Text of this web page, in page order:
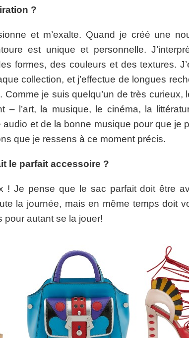
?
et m’exalte. Quand je créé une
est unique et personnelle.
formes, des couleurs et des textures.
collection, et j’effectue de longues
je suis quelqu’un de très curieux,
– l’art, la musique, le cinéma, la
et de la bonne musique pour que je
que je ressens à ce moment précis.
le parfait accessoire ?
! Je pense que le sac parfait doit être
la journée, mais en même temps doit
pour autant se la jouer!